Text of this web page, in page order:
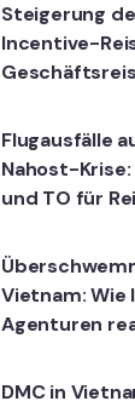
Steigerung
Incentive-
Flugausfälle
Nahost-Krise:
und TO für
Vietnam: Wie
Agenturen
DMC in